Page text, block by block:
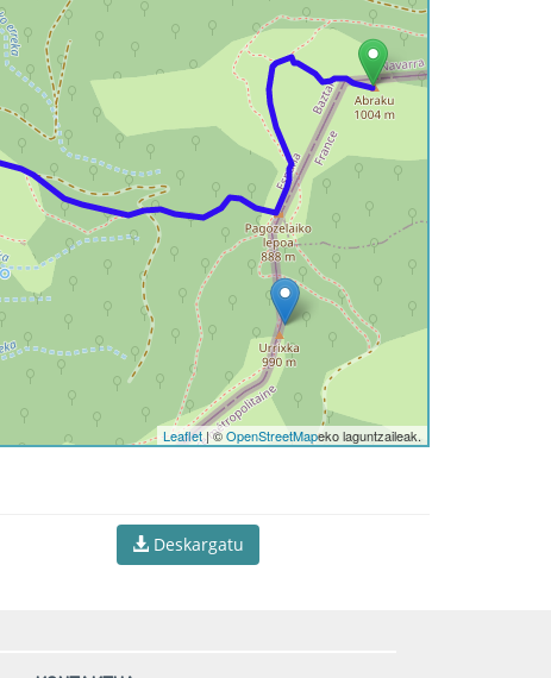
Leaflet| ©OpenStreetMapeko laguntzaileak.
Deskargatu